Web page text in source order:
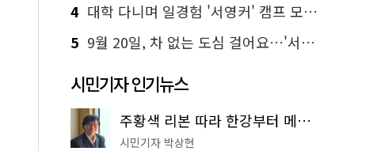
4 대학 다니며 일경험 '서영커' 캠프 모집…전액 무료
5 9월 20일, 차 없는 도심 걸어요…'서울 걷자 페스티벌' 선착순 5천명
시민기자 인기뉴스
주황색 리본 따라 한강부터 메타세쿼이아 숲길까지…서울둘레길 15코스
시민기자 박상현